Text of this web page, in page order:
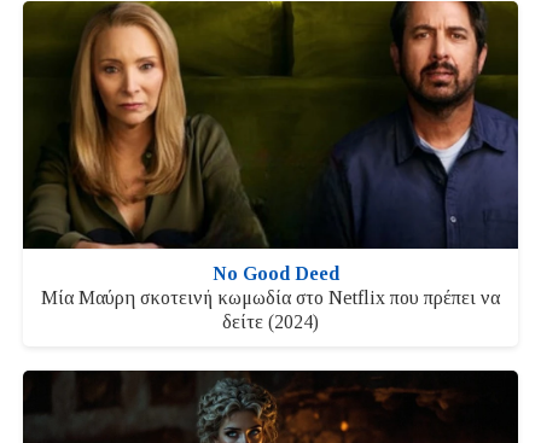
No Good Deed
Μία Μαύρη σκοτεινή κωμωδία στο Netflix που πρέπει να
δείτε (2024)